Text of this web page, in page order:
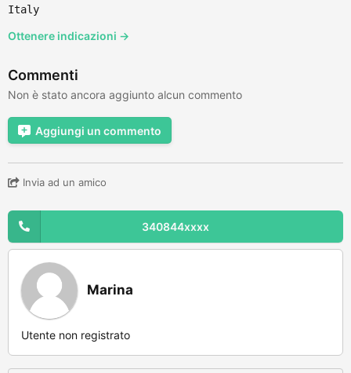
Italy
Ottenere indicazioni →
Commenti
Non è stato ancora aggiunto alcun commento
Aggiungi un commento
Invia ad un amico
340844xxxx
Marina
Utente non registrato